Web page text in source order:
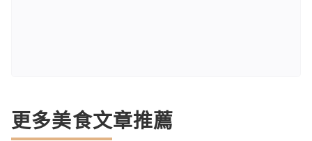
更多美食文章推薦